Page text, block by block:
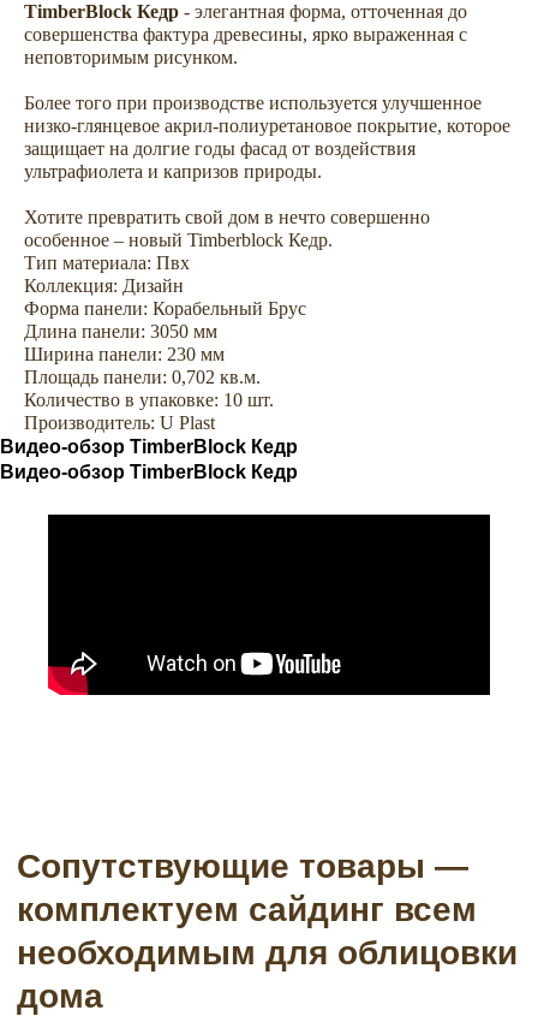
TimberBlock Кедр - элегантная форма, отточенная до
совершенства фактура древесины, ярко выраженная с
неповторимым рисунком.
Более того при производстве используется улучшенное
низко-глянцевое акрил-полиуретановое покрытие, которое
защищает на долгие годы фасад от воздействия
ультрафиолета и капризов природы.
Хотите превратить свой дом в нечто совершенно
особенное – новый Timberblock Кедр.
Тип материала: Пвх
Коллекция: Дизайн
Форма панели: Корабельный Брус
Длина панели: 3050 мм
Ширина панели: 230 мм
Площадь панели: 0,702 кв.м.
Количество в упаковке: 10 шт.
Производитель: U Plast
Видео-обзор TimberBlock Кедр
Видео-обзор TimberBlock Кедр
Сопутствующие товары —
комплектуем сайдинг всем
необходимым для облицовки
дома
Аксессуары Софиты
Водосточные системы